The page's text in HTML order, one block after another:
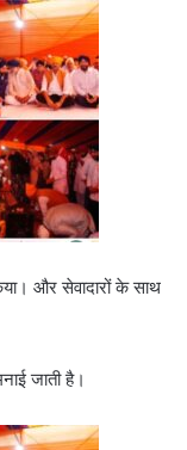
और सेवादारों के साथ
जाती है।